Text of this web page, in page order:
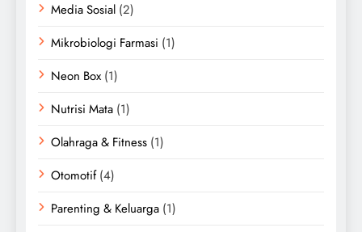
Media Sosial (2)
Mikrobiologi Farmasi (1)
Neon Box (1)
Nutrisi Mata (1)
Olahraga & Fitness (1)
Otomotif(4)
Parenting & Keluarga (1)